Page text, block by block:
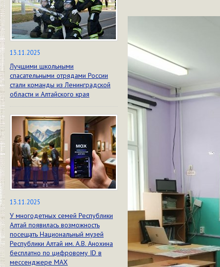
13.11.2025
Лучшими школьными
спасательными отрядами России
стали команды из Ленинградской
области и Алтайского края
13.11.2025
У многодетных семей Республики
Алтай появилась возможность
посещать Национальный музей
Республики Алтай им. А.В. Анохина
бесплатно по цифровому ID в
мессенджере МАХ